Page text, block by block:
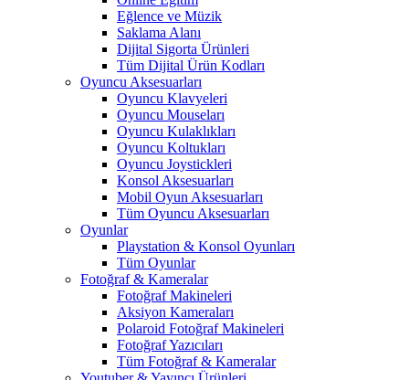
Eğlence ve Müzik
Saklama Alanı
Dijital Sigorta Ürünleri
Tüm Dijital Ürün Kodları
Oyuncu Aksesuarları
Oyuncu Klavyeleri
Oyuncu Mouseları
Oyuncu Kulaklıkları
Oyuncu Koltukları
Oyuncu Joystickleri
Konsol Aksesuarları
Mobil Oyun Aksesuarları
Tüm Oyuncu Aksesuarları
Oyunlar
Playstation & Konsol Oyunları
Tüm Oyunlar
Fotoğraf & Kameralar
Fotoğraf Makineleri
Aksiyon Kameraları
Polaroid Fotoğraf Makineleri
Fotoğraf Yazıcıları
Tüm Fotoğraf & Kameralar